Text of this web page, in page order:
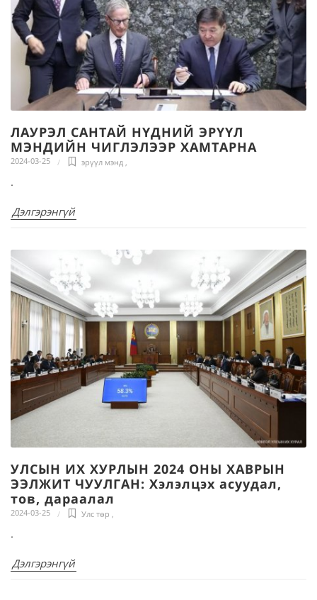
ЛАУРЭЛ САНТАЙ НҮДНИЙ ЭРҮҮЛ
МЭНДИЙН ЧИГЛЭЛЭЭР ХАМТАРНА
2024-03-25 эрүүл мэнд ,
.
Дэлгэрэнгүй
УЛСЫН ИХ ХУРЛЫН 2024 ОНЫ ХАВРЫН
ЭЭЛЖИТ ЧУУЛГАН: Хэлэлцэх асуудал,
тов, дараалал
2024-03-25 Улс төр ,
.
Дэлгэрэнгүй